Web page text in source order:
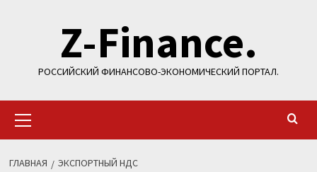
содержимомуZ-Finance.
РОССИЙСКИЙ ФИНАНСОВО-ЭКОНОМИЧЕСКИЙ ПОРТАЛ.
меню
ГЛАВНАЯ ЭКСПОРТНЫЙ НДС